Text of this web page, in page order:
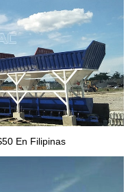
En Filipinas